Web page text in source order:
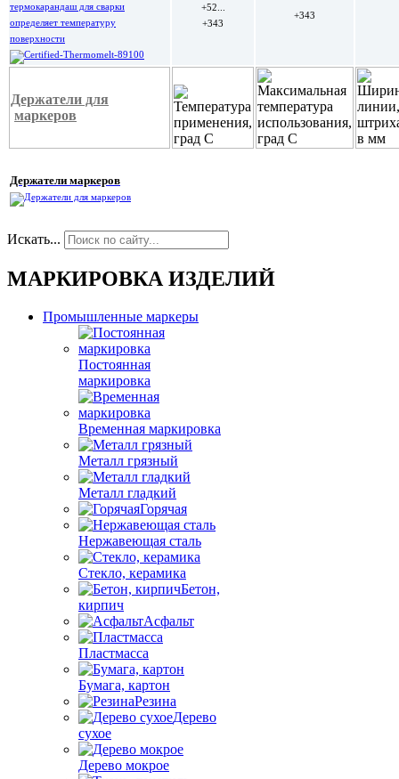
термокарандаш для сварки
определяет температуру
поверхности
+52...
+343
+343
Держатели для
маркеров
Держатели маркеров
Искать...
МАРКИРОВКА ИЗДЕЛИЙ
Промышленные маркеры
Постоянная
маркировка
Временная маркировка
Металл грязный
Металл гладкий
Горячая
Нержавеющая сталь
Стекло, керамика
Бетон,
кирпич
Асфальт
Пластмасса
Бумага, картон
Резина
Дерево
сухое
Дерево мокрое